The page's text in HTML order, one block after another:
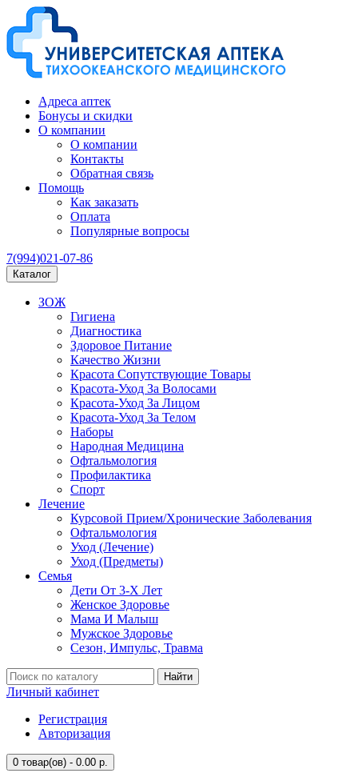
Адреса аптек
Бонусы и скидки
О компании
О компании
Контакты
Обратная связь
Помощь
Как заказать
Оплата
Популярные вопросы
7(994)021-07-86
Каталог
ЗОЖ
Гигиена
Диагностика
Здоровое Питание
Качество Жизни
Красота Сопутствующие Товары
Красота-Уход За Волосами
Красота-Уход За Лицом
Красота-Уход За Телом
Наборы
Народная Медицина
Офтальмология
Профилактика
Спорт
Лечение
Курсовой Прием/Хронические Заболевания
Офтальмология
Уход (Лечение)
Уход (Предметы)
Семья
Дети От 3-Х Лет
Женское Здоровье
Мама И Малыш
Мужское Здоровье
Сезон, Импульс, Травма
Найти
Личный кабинет
Регистрация
Авторизация
0 товар(ов) - 0.00 р.